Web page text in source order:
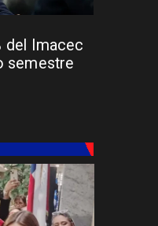
del Imacec
semestre